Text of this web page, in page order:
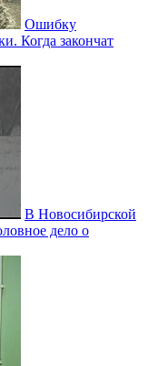
Ошибку
Когда закончат
В Новосибирской
дело о